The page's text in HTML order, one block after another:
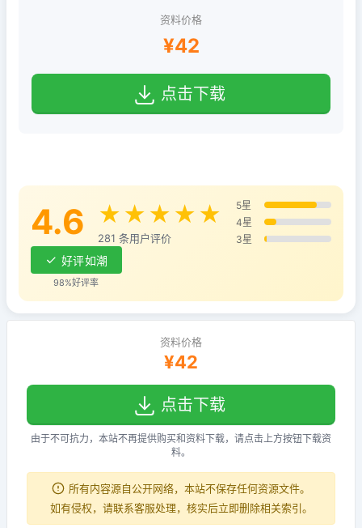
资料价格
¥42
点击下载
4.6 ★★★★★
281 条用户评价
5星
4星
3星
好评如潮
98%好评率
资料价格
¥42
点击下载
由于不可抗力，本站不再提供购买和资料下载，请点击上方按钮下载资
料。
所有内容源自公开网络，本站不保存任何资源文件。
如有侵权，请联系客服处理，核实后立即删除相关索引。